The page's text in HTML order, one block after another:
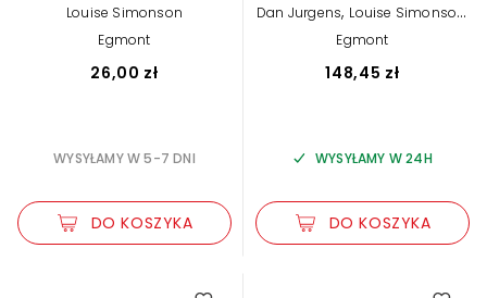
Louise Simonson
Egmont
26,00 zł
WYSYŁAMY W 5-7 DNI
DO KOSZYKA
Dan Jurgens, Louise Simonson
Roger Stern
Egmont
148,45 zł
WYSYŁAMY W 24H
DO KOSZYKA